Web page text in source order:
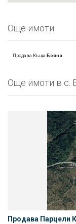
Още имоти
Продава Къщa Бояна
Oще имоти в с.
Продава Парцели